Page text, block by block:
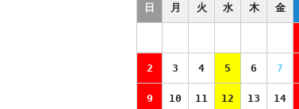
日 月 火 水 木 金
2 3 4 5 6 7
9 10 11 12 13 14